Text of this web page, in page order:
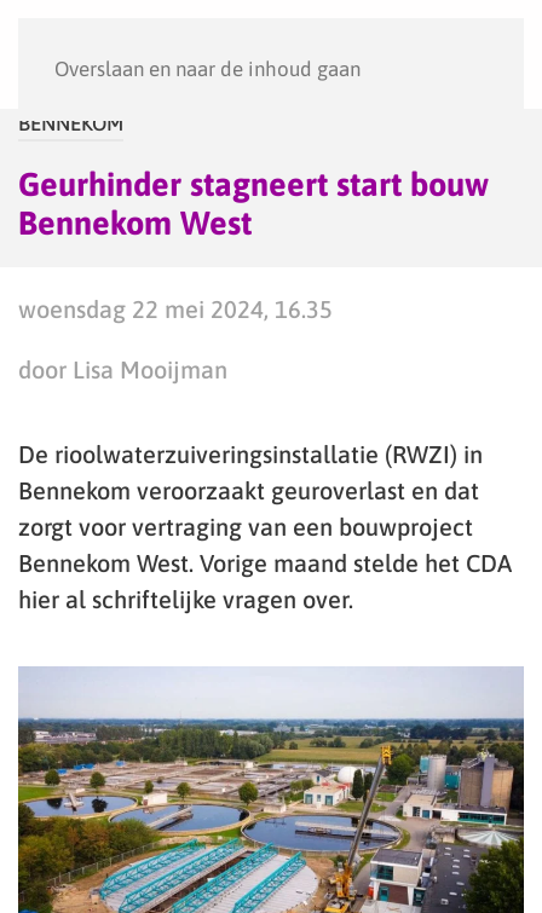
Overslaan en naar de inhoud gaan
BENNEKOM
Geurhinder stagneert start bouw
Bennekom West
woensdag 22 mei 2024, 16.35
door Lisa Mooijman
De rioolwaterzuiveringsinstallatie (RWZI) in
Bennekom veroorzaakt geuroverlast en dat
zorgt voor vertraging van een bouwproject
Bennekom West. Vorige maand stelde het CDA
hier al schriftelijke vragen over.